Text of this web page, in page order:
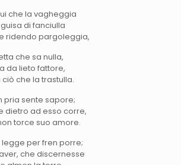
che la vagheggia
di fanciulla
ridendo pargoleggia,
che sa nulla,
da lieto fattore,
che la trastulla.
pria sente sapore;
dietro ad esso corre,
torce suo amore.
per fren porre;
che discernesse